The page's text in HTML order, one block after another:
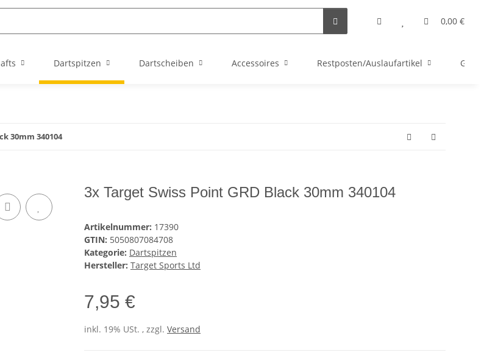
0,00 €
Dartspitzen Dartscheiben Accessoires Restposten/Auslaufartikel
30mm 340104
3x Target Swiss Point GRD Black 30mm 340104
Artikelnummer: 17390
GTIN: 5050807084708
Kategorie: Dartspitzen
Hersteller: Target Sports Ltd
7,95 €
inkl. 19% USt. , zzgl. Versand